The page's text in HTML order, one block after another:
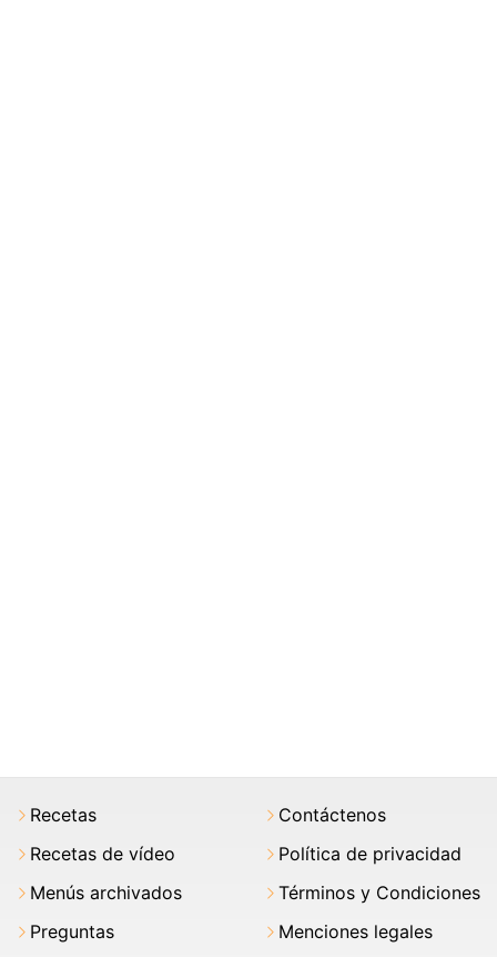
Recetas
Recetas de vídeo
Menús archivados
Preguntas
Contáctenos
Política de privacidad
Términos y Condiciones
Menciones legales